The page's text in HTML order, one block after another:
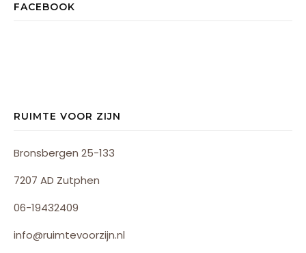
FACEBOOK
RUIMTE VOOR ZIJN
Bronsbergen 25-133
7207 AD Zutphen
06-19432409
info@ruimtevoorzijn.nl